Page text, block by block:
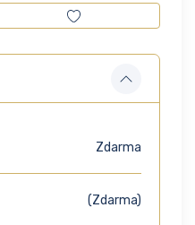
Zdarma
(Zdarma)